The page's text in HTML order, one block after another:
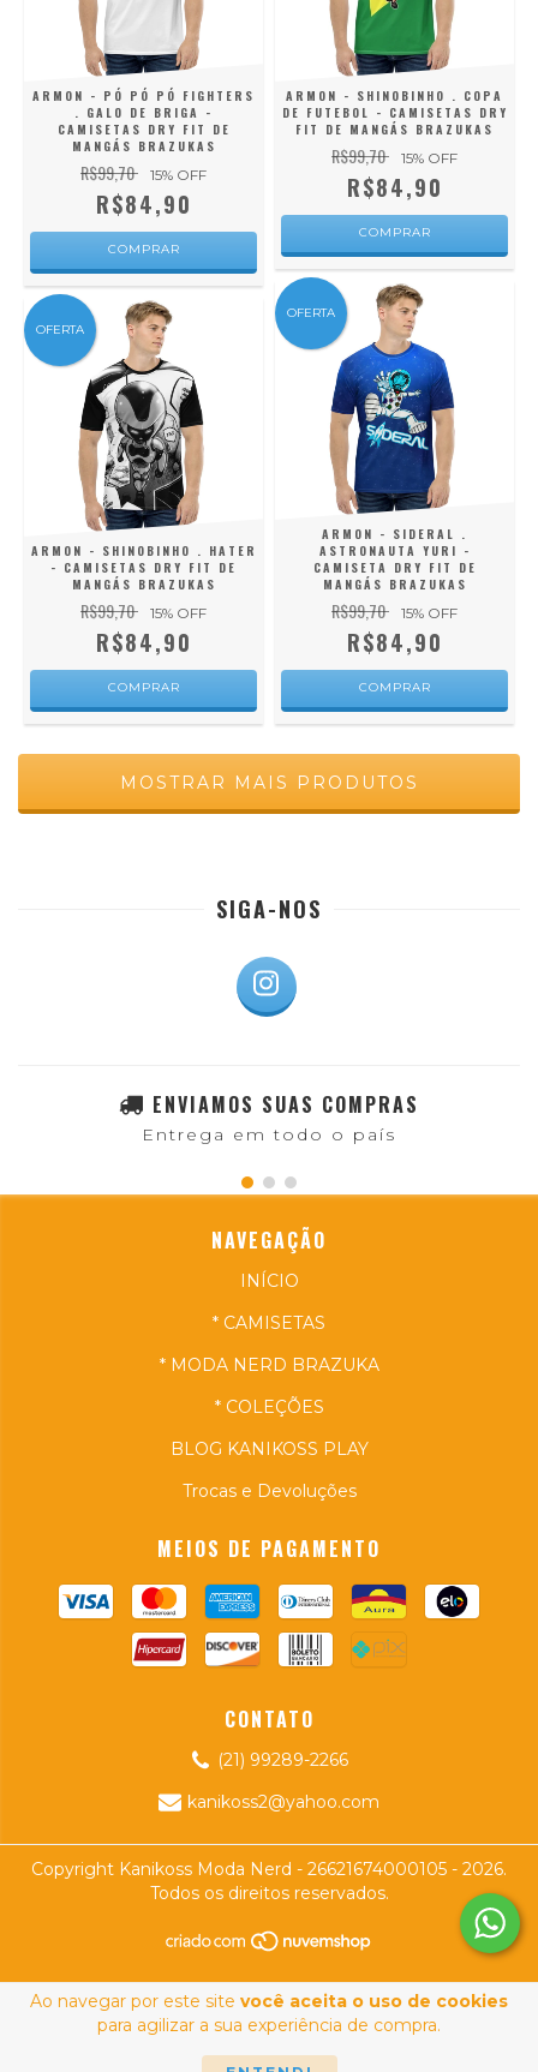
Ao navegar por este site você aceita o uso de cookies
para agilizar a sua experiência de compra.
ARMON - PÓ PÓ PÓ FIGHTERS
. GALO DE BRIGA -
CAMISETAS DRY FIT DE
MANGÁS BRAZUKAS
R$99,70 15% OFF
R$84,90
COMPRAR
ARMON - SHINOBINHO . COPA
DE FUTEBOL - CAMISETAS DRY
FIT DE MANGÁS BRAZUKAS
R$99,70 15% OFF
R$84,90
COMPRAR
OFERTA
ARMON - SHINOBINHO . HATER
- CAMISETAS DRY FIT DE
MANGÁS BRAZUKAS
R$99,70 15% OFF
R$84,90
COMPRAR
OFERTA
ARMON - SIDERAL .
ASTRONAUTA YURI -
CAMISETA DRY FIT DE
MANGÁS BRAZUKAS
R$99,70 15% OFF
R$84,90
COMPRAR
MOSTRAR MAIS PRODUTOS
SIGA-NOS
ENVIAMOS SUAS COMPRAS
Entrega em todo o país
NAVEGAÇÃO
INÍCIO
* CAMISETAS
* MODA NERD BRAZUKA
* COLEÇÕES
BLOG KANIKOSS PLAY
Trocas e Devoluções
MEIOS DE PAGAMENTO
CONTATO
(21) 99289-2266
kanikoss2@yahoo.com
Copyright Kanikoss Moda Nerd - 26621674000105 - 2026.
Todos os direitos reservados.